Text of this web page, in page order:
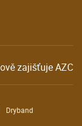
zajišťujeAZC
Dryband